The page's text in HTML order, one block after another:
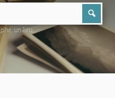
un lieu...